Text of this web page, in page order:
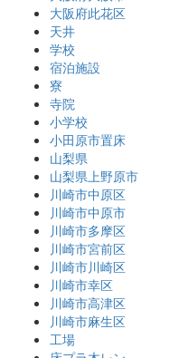
大阪府此花区
天井
学校
宿泊施設
寮
寺院
小学校
小田原市置床
山梨県
山梨県上野原市
川崎市中原区
川崎市中原市
川崎市多摩区
川崎市宮前区
川崎市川崎区
川崎市幸区
川崎市高津区
川崎市麻生区
工場